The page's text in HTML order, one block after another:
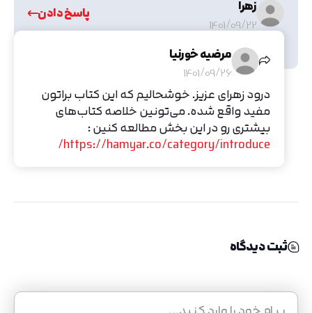
زهرا
1401/09/22
پاسخ دادن
بسیار عالی وکاربردی بود لذت بردم با تشکر !
مرضیه خورنیا
1401/09/26
درود زهرای عزیز. خوشحالیم که این کتاب براتون
مفید واقع شده. می‌تونین خلاصه کتاب‌های
بیشتری رو در این بخش مطالعه کنین :
https://hamyar.co/category/introduce/
ثبت دیدگاه